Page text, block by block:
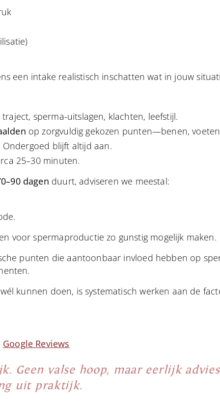
een intake realistisch inschatten wat in jouw
sperma-uitslagen, klachten, leefstijl.
op zorgvuldig gekozen punten—benen,
blijft altijd aan.
25–30 minuten.
dagen duurt, adviseren we meestal:
voor spermaproductie zo gunstig mogelijk maken.
punten die aantoonbaar invloed hebben op
kunnen doen, is systematisch werken aan de
Google Reviews
Geen valse hoop, maar eerlijk
uit praktijk.